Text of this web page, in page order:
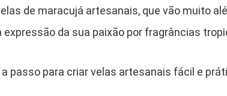
de maracujá artesanais, que vão muito
expressão da sua paixão por fragrâncias
passo para criar velas artesanais fácil e